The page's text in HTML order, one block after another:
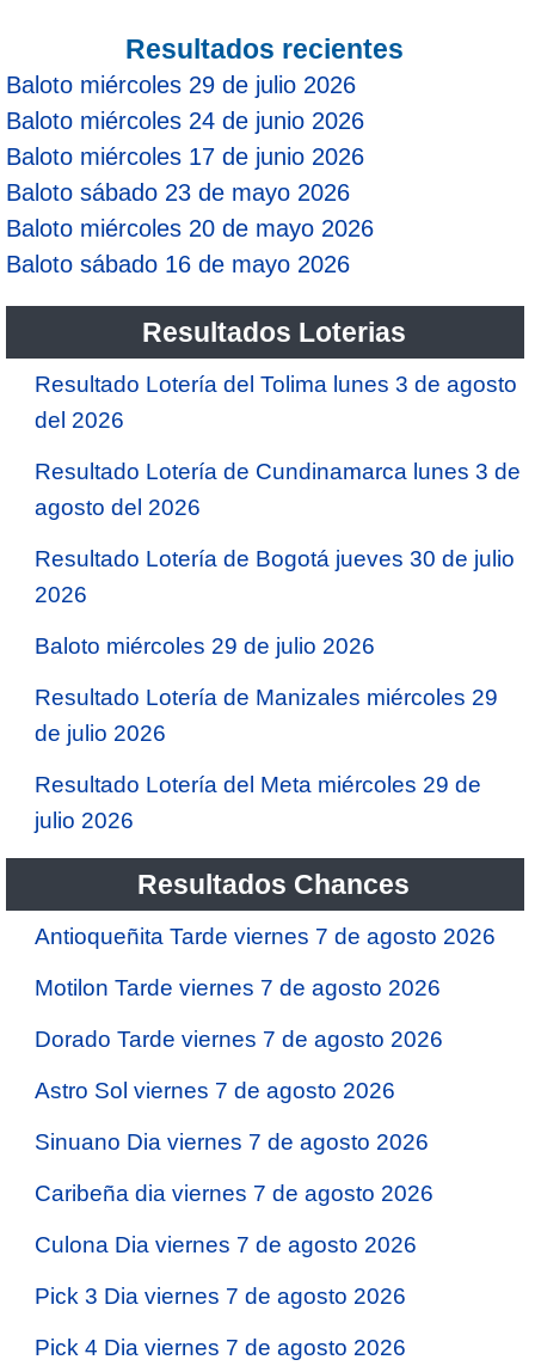
Resultados recientes
Baloto miércoles 29 de julio 2026
Baloto miércoles 24 de junio 2026
Baloto miércoles 17 de junio 2026
Baloto sábado 23 de mayo 2026
Baloto miércoles 20 de mayo 2026
Baloto sábado 16 de mayo 2026
Resultados Loterias
Resultado Lotería del Tolima lunes 3 de agosto
del 2026
Resultado Lotería de Cundinamarca lunes 3 de
agosto del 2026
Resultado Lotería de Bogotá jueves 30 de julio
2026
Baloto miércoles 29 de julio 2026
Resultado Lotería de Manizales miércoles 29
de julio 2026
Resultado Lotería del Meta miércoles 29 de
julio 2026
Resultados Chances
Antioqueñita Tarde viernes 7 de agosto 2026
Motilon Tarde viernes 7 de agosto 2026
Dorado Tarde viernes 7 de agosto 2026
Astro Sol viernes 7 de agosto 2026
Sinuano Dia viernes 7 de agosto 2026
Caribeña dia viernes 7 de agosto 2026
Culona Dia viernes 7 de agosto 2026
Pick 3 Dia viernes 7 de agosto 2026
Pick 4 Dia viernes 7 de agosto 2026